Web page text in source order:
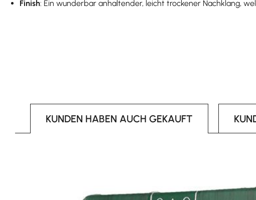
Finish: Ein wunderbar anhaltender, leicht trockener Nachklang,
KUNDEN HABEN AUCH GEKAUFT